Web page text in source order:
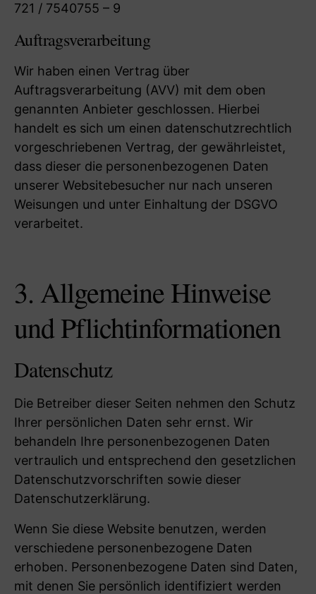
721 / 7540755 – 9
Auftragsverarbeitung
Wir haben einen Vertrag über
Auftragsverarbeitung (AVV) mit dem oben
genannten Anbieter geschlossen. Hierbei
handelt es sich um einen datenschutzrechtlich
vorgeschriebenen Vertrag, der gewährleistet,
dass dieser die personenbezogenen Daten
unserer Websitebesucher nur nach unseren
Weisungen und unter Einhaltung der DSGVO
verarbeitet.
3. Allgemeine Hinweise
und Pflicht­informationen
Datenschutz
Die Betreiber dieser Seiten nehmen den Schutz
Ihrer persönlichen Daten sehr ernst. Wir
behandeln Ihre personenbezogenen Daten
vertraulich und entsprechend den gesetzlichen
Datenschutzvorschriften sowie dieser
Datenschutzerklärung.
Wenn Sie diese Website benutzen, werden
verschiedene personenbezogene Daten
erhoben. Personenbezogene Daten sind Daten,
mit denen Sie persönlich identifiziert werden